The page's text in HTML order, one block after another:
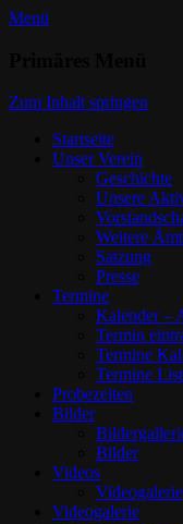
Menü
Zum Inhalt springen
Startseite
Unser Verein
Geschichte
Unsere
Weitere
Satzung
Presse
Termine
Kalender –
Termin
Termine
Termine
Probezeiten
Bilder
Bilder
Videos
Videogalerie
Videogalerie